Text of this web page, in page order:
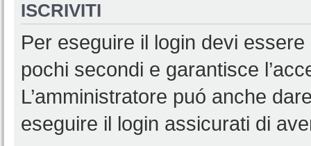
ISCRIVITI
Per eseguire il login devi
pochi secondi e garantisce
L’amministratore puó anche
eseguire il login assicurati di